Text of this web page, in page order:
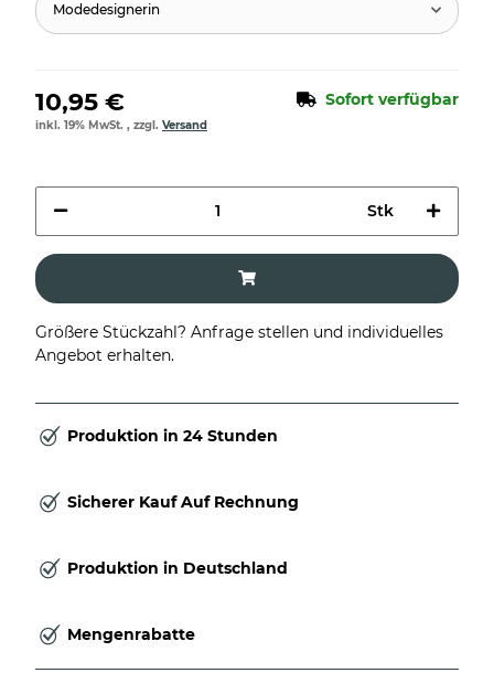
Modedesignerin
10,95 € Sofort verfügbar
inkl. 19% MwSt. , zzgl. Versand
Stk
Größere Stückzahl? Anfrage stellen und individuelles
Angebot erhalten.
Produktion in 24 Stunden
Sicherer Kauf Auf Rechnung
Produktion in Deutschland
Mengenrabatte